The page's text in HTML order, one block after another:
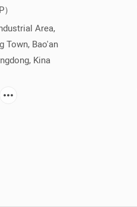
Area,
Town, Bao'an
Kina